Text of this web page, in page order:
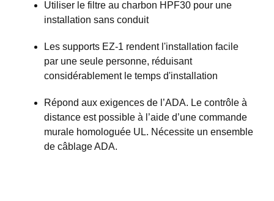
Utiliser le filtre au charbon HPF30 pour une
installation sans conduit
Les supports EZ-1 rendent l'installation facile
par une seule personne, réduisant
considérablement le temps d'installation
Répond aux exigences de l’ADA. Le contrôle à
distance est possible à l’aide d’une commande
murale homologuée UL. Nécessite un ensemble
de câblage ADA.